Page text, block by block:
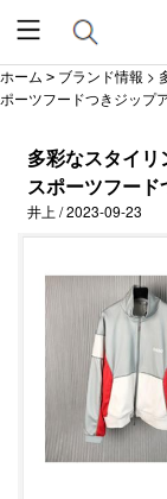
ホーム > ブランド情報 >
ポーツフードつきジップ
多彩なスタイ
スポーツフー
井上 / 2023-09-23